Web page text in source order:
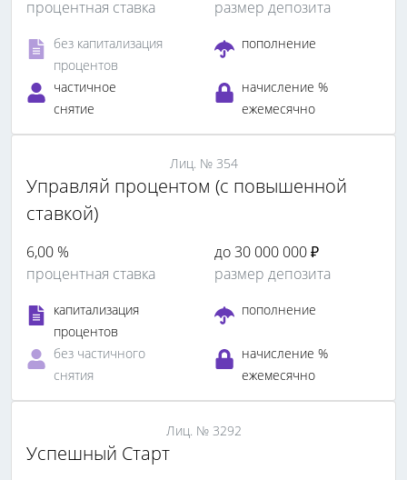
процентная ставка
размер депозита
без капитализация
процентов
пополнение
частичное
снятие
начисление %
ежемесячно
Лиц. № 354
Управляй процентом (с повышенной
ставкой)
6,00 %
процентная ставка
до 30 000 000 ₽
размер депозита
капитализация
процентов
пополнение
без частичного
снятия
начисление %
ежемесячно
Лиц. № 3292
Успешный Старт